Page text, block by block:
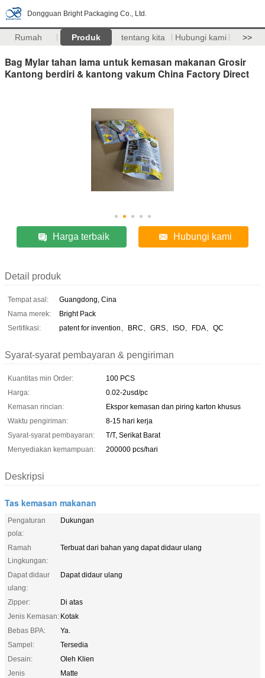
Dongguan Bright Packaging Co., Ltd.
Rumah Produk tentang kita Hubungi kami >>
Bag Mylar tahan lama untuk kemasan makanan Grosir
Kantong berdiri & kantong vakum China Factory Direct
Harga terbaik Hubungi kami
Detail produk
Tempat asal:
Guangdong, Cina
Nama merek:
Bright Pack
Sertifikasi:
patent for invention、BRC、GRS、ISO、FDA、QC
Syarat-syarat pembayaran & pengiriman
Kuantitas min Order:
100 PCS
Harga:
0.02-2usd/pc
Kemasan rincian:
Ekspor kemasan dan piring karton khusus
Waktu pengiriman:
8-15 hari kerja
Syarat-syarat pembayaran:
T/T, Serikat Barat
Menyediakan kemampuan:
200000 pcs/hari
Deskripsi
Tas kemasan makanan
Pengaturan
pola:
Dukungan
Ramah
Lingkungan:
Terbuat dari bahan yang dapat didaur ulang
Dapat didaur
ulang:
Dapat didaur ulang
Zipper:
Di atas
Jenis Kemasan: Kotak
Bebas BPA:
Ya.
Sampel:
Tersedia
Desain:
Oleh Klien
Jenis
Matte